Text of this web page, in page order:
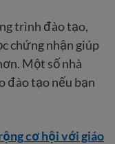
trình đào tạo,
chứng nhận giúp
Một số nhà
đào tạo nếu bạn
cơ hội với giáo